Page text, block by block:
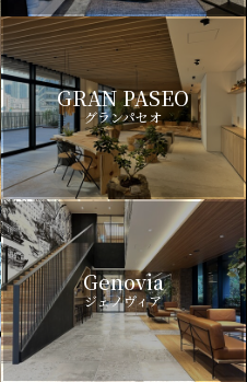
GRAN PASEO
グランパセオ
Genovia
ジェノヴィア